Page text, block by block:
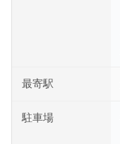
最寄駅
駐車場